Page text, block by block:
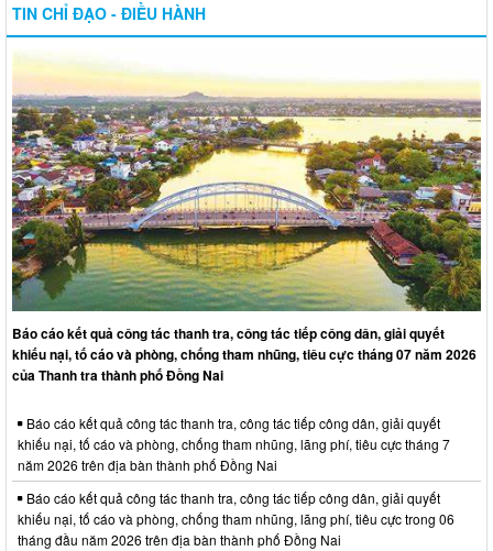
TIN CHỈ ĐẠO - ĐIỀU HÀNH
Báo cáo kết quả công tác thanh tra, công tác tiếp công dân, giải quyết
khiếu nại, tố cáo và phòng, chống tham nhũng, tiêu cực tháng 07 năm 2026
của Thanh tra thành phố Đồng Nai
Báo cáo kết quả công tác thanh tra, công tác tiếp công dân, giải quyết
khiếu nại, tố cáo và phòng, chống tham nhũng, lãng phí, tiêu cực tháng 7
năm 2026 trên địa bàn thành phố Đồng Nai
Báo cáo kết quả công tác thanh tra, công tác tiếp công dân, giải quyết
khiếu nại, tố cáo và phòng, chống tham nhũng, lãng phí, tiêu cực trong 06
tháng đầu năm 2026 trên địa bàn thành phố Đồng Nai